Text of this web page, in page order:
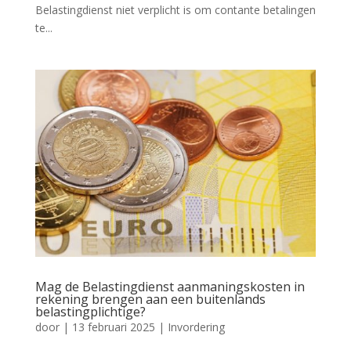
Belastingdienst niet verplicht is om contante betalingen
te...
Mag de Belastingdienst aanmaningskosten in
rekening brengen aan een buitenlands
belastingplichtige?
door | 13 februari 2025 | Invordering